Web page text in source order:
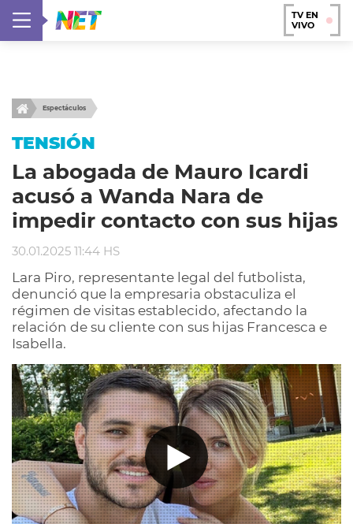
TV EN
VIVO
Espectáculos
TENSIÓN
La abogada de Mauro Icardi
acusó a Wanda Nara de
impedir contacto con sus hijas
30.01.2025 11:44 HS
Lara Piro, representante legal del futbolista,
denunció que la empresaria obstaculiza el
régimen de visitas establecido, afectando la
relación de su cliente con sus hijas Francesca e
Isabella.